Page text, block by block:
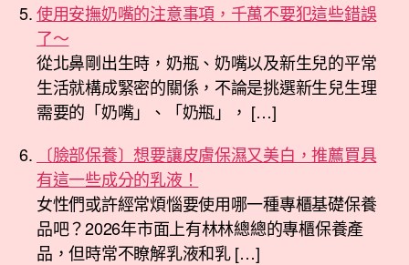
使用安撫奶嘴的注意事項，千萬不要犯這些錯誤
了～
從北鼻剛出生時，奶瓶、奶嘴以及新生兒的平常
生活就構成緊密的關係，不論是挑選新生兒生理
需要的「奶嘴」、「奶瓶」， […]
〔臉部保養〕想要讓皮膚保濕又美白，推薦買具
有這一些成分的乳液！
女性們或許經常煩惱要使用哪一種專櫃基礎保養
品吧？2026年市面上有林林總總的專櫃保養產
品，但時常不瞭解乳液和乳 […]